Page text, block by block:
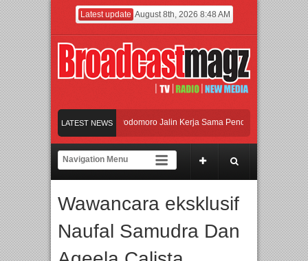
Latest update August 8th, 2026 8:48 AM
LATEST NEWS
UI dan Universitas Agung Podomoro Jalin Kerja Sama Pendidikan dan Riset
Meramaikan Jakarta dengan Ribuan Mainan dan Produk Bayi dari Seluruh
UI dan Universitas Agung Podomoro Jalin Kerja Sama Pendidikan dan Riset
Wawancara eksklusif
Naufal Samudra Dan